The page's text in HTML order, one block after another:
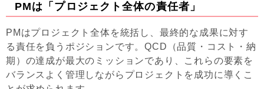
PMは「プロジェクト全体の責任者」
PMはプロジェクト全体を統括し、最終的な成果に対す
る責任を負うポジションです。QCD（品質・コスト・納
期）の達成が最大のミッションであり、これらの要素を
バランスよく管理しながらプロジェクトを成功に導くこ